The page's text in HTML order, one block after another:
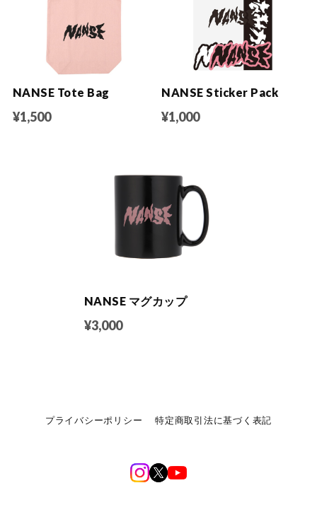
NANSE Tote Bag
¥1,500
NANSE Sticker Pack
¥1,000
NANSE マグカップ
¥3,000
プライバシーポリシー 特定商取引法に基づく表記